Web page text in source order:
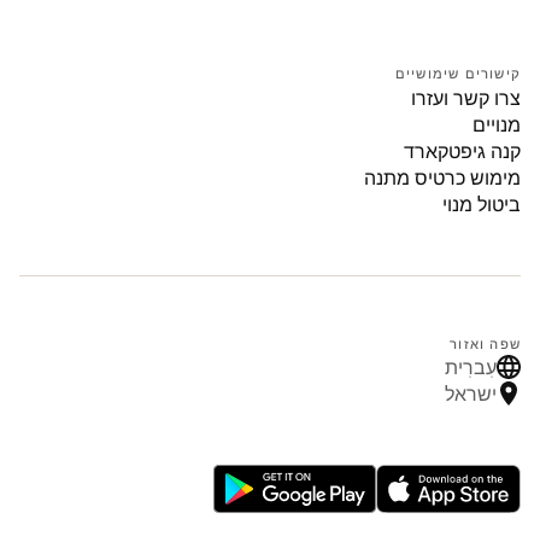
קישורים שימושיים
צרו קשר ועזרו
מנויים
קנה גיפטקארד
מימוש כרטיס מתנה
ביטול מנוי
שפה ואזור
עִברִית
ישראל